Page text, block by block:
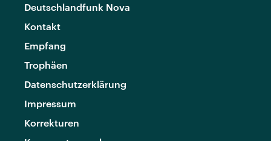
Deutschlandfunk Nova
Kontakt
Empfang
Trophäen
Datenschutzerklärung
Impressum
Korrekturen